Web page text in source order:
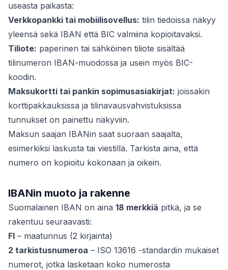
useasta paikasta:
Verkkopankki tai mobiilisovellus: tilin tiedoissa näkyy
yleensä sekä IBAN että BIC valmiina kopioitavaksi.
Tiliote: paperinen tai sähköinen tiliote sisältää
tilinumeron IBAN-muodossa ja usein myös BIC-
koodin.
Maksukortti tai pankin sopimusasiakirjat: joissakin
korttipakkauksissa ja tilinavausvahvistuksissa
tunnukset on painettu näkyviin.
Maksun saajan IBANin saat suoraan saajalta,
esimerkiksi laskusta tai viestillä. Tarkista aina, että
numero on kopioitu kokonaan ja oikein.
IBANin muoto ja rakenne
Suomalainen IBAN on aina 18 merkkiä pitkä, ja se
rakentuu seuraavasti:
FI – maatunnus (2 kirjainta)
2 tarkistusnumeroa – ISO 13616 -standardin mukaiset
numerot, jotka lasketaan koko numerosta